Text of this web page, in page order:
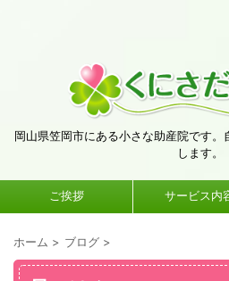
岡山県笠岡市にある小さな助産院です。
します。
ご挨拶 サービス内
ホーム > ブログ >